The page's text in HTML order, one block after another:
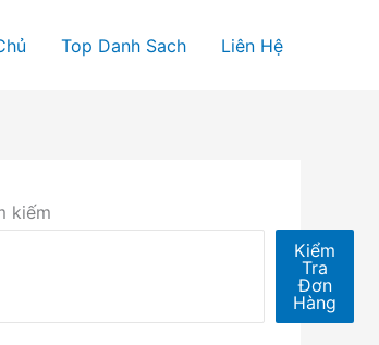
Top Danh Sach Liên Hệ
kiếm
Kiểm
Tra
Đơn
Hàng